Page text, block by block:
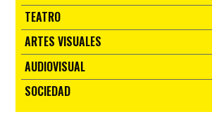
TEATRO
ARTES VISUALES
AUDIOVISUAL
SOCIEDAD